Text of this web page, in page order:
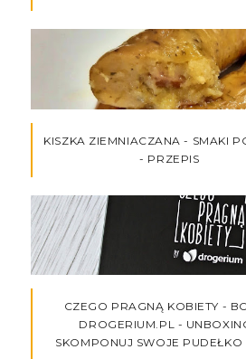
KISZKA ZIEMNIACZANA - SMAKI
- PRZEPIS
CZEGO PRAGNĄ KOBIETY -
DROGERIUM.PL -
SKOMPONUJ SWOJE PUDEŁKO